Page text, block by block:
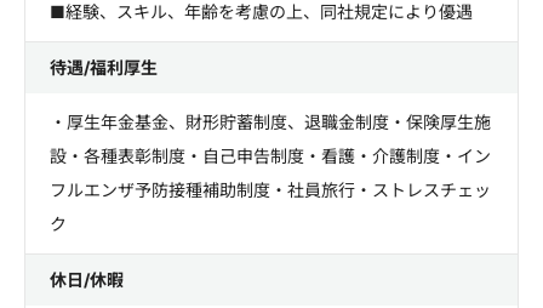
■経験、スキル、年齢を考慮の上、同社規定により優遇
待遇/福利厚生
・厚生年金基金、財形貯蓄制度、退職金制度・保険厚生施
設・各種表彰制度・自己申告制度・看護・介護制度・イン
フルエンザ予防接種補助制度・社員旅行・ストレスチェッ
ク
休日/休暇